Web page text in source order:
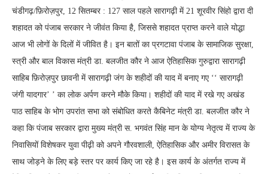
चंडीगढ़/फ़िरोज़पुर, 12 सितम्बर : 127 साल पहले सारागढ़ी में 21 शूरवीर सिंहो द्वारा दी
शहादत को पंजाब सरकार ने जीवंत किया है, जिससे शहादत प्राप्त करने वाले योद्धा
आज भी लोगों के दिलों में जीवित है। इन बातों का प्रगटावा पंजाब के सामाजिक सुरक्षा,
स्त्री और बाल विकास मंत्री डा. बलजीत कौर ने आज ऐतिहासिक गुरुद्वारा सारागढ़ी
साहिब फ़िरोज़पुर छावनी में सारागढ़ी जंग के शहीदों की याद में बनाए गए ‘‘ सारागढ़ी
जंगी यादगार’ ’ का लोक अर्पण करने मौके किया। शहीदों की याद में रखे गए अखंड
पाठ साहिब के भोग उपरांत सभा को संबोधित करते कैबिनेट मंत्री डा. बलजीत कौर ने
कहा कि पंजाब सरकार द्वारा मुख्य मंत्री स. भगवंत सिंह मान के योग्य नेतृत्व में राज्य के
निवासियों विशेषकर युवा पीढ़ी को अपने गौरवशाली, ऐतिहासिक और अमीर विरासत के
साथ जोड़ने के लिए बड़े स्तर पर कार्य किए जा रहे है। इस कार्य के अंतर्गत राज्य में